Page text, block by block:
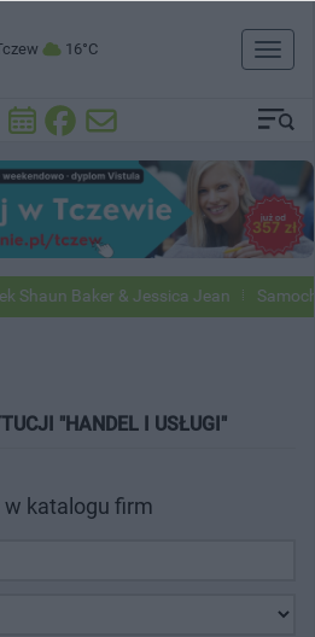
16°C
Toggle
Baker & Jessica Jean
"HANDEL I USŁUGI"
w katalogu firm